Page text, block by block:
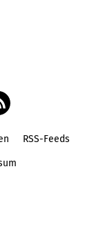
RSS-Feeds